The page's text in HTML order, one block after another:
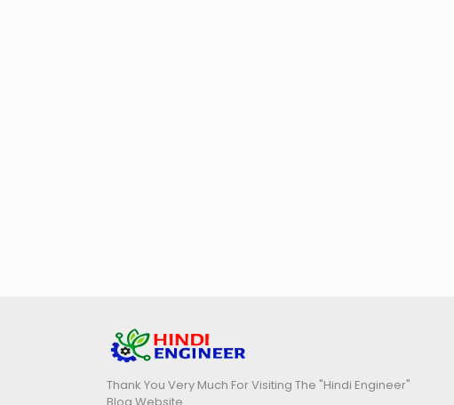
Thank You Very Much For Visiting The "Hindi Engineer"